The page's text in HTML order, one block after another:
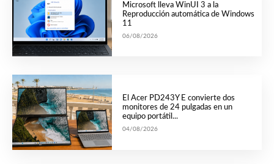
Microsoft lleva WinUI 3 a la
Reproducción automática de Windows
11
06/08/2026
El Acer PD243Y E convierte dos
monitores de 24 pulgadas en un
equipo portátil...
04/08/2026